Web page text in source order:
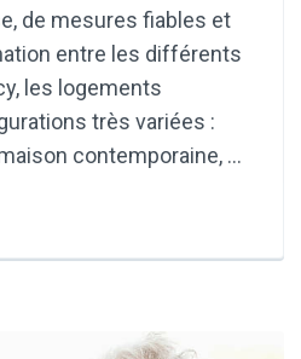
de mesures fiables et
entre les différents
les logements
très variées :
contemporaine, …